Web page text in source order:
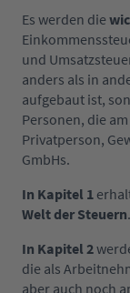
Es werden die
und
anders als in
aufgebaut ist,
Personen, die
Privatperson,
GmbHs.
In Kapitel 1
Welt der Steuern.
In Kapitel 2
die als
aber auch noch